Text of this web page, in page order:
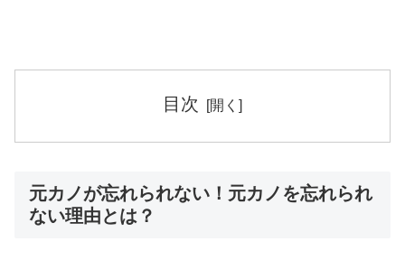
目次
元カノが忘れられない！元カノを忘れられ
ない理由とは？